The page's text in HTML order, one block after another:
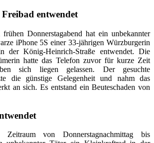
entwendet
Donnerstagabend hat ein unbekannter
iPhone 5S einer 33-jährigen Würzburgerin
der König-Heinrich-Straße entwendet. Die
hatte das Telefon zuvor für kurze Zeit
sich liegen gelassen. Der gesuchte
die günstige Gelegenheit und nahm das
an sich. Es entstand ein Beuteschaden von
von Donnerstagnachmittag bis